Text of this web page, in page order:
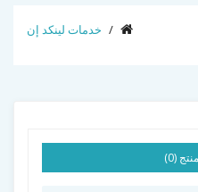
خدمات لينكد إن
(0)